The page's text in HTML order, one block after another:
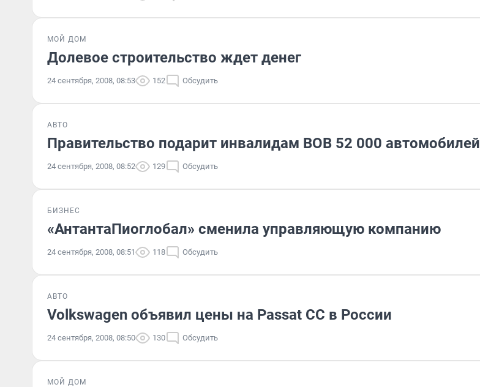
МОЙ ДОМ
Долевое строительство ждет денег
24 сентября, 2008, 08:53 152 Обсудить
АВТО
Правительство подарит инвалидам ВОВ 52 000 автомобилей
24 сентября, 2008, 08:52 129 Обсудить
БИЗНЕС
«АнтантаПиоглобал» сменила управляющую компанию
24 сентября, 2008, 08:51 118 Обсудить
АВТО
Volkswagen объявил цены на Passat CC в России
24 сентября, 2008, 08:50 130 Обсудить
МОЙ ДОМ